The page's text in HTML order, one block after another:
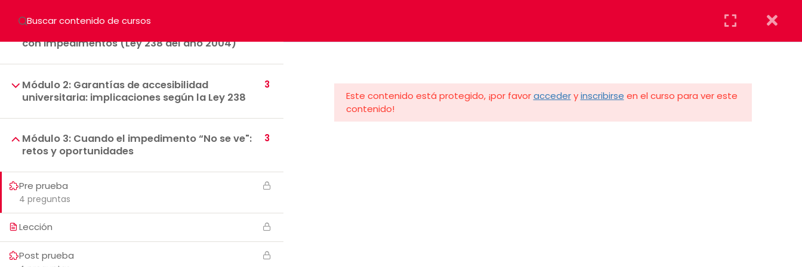
DONAR
Categorías
Acceder
con impedimentos (Ley 238 del año 2004)
Módulo 2: Garantías de accesibilidad
universitaria: implicaciones según la Ley 238
3
Módulo 3: Cuando el impedimento “No se ve":
retos y oportunidades
3
Pre prueba
4 preguntas
Lección
Post prueba
Este contenido está protegido, ¡por favoraccederyinscribirse en el curso para ver este
contenido!
CORREO ELECTRÓNICO: DECEP.RP@UPR.EDU